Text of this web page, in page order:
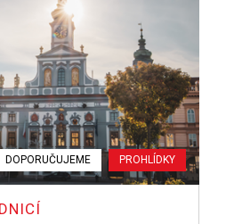
DOPORUČUJEME PROHLÍDKY